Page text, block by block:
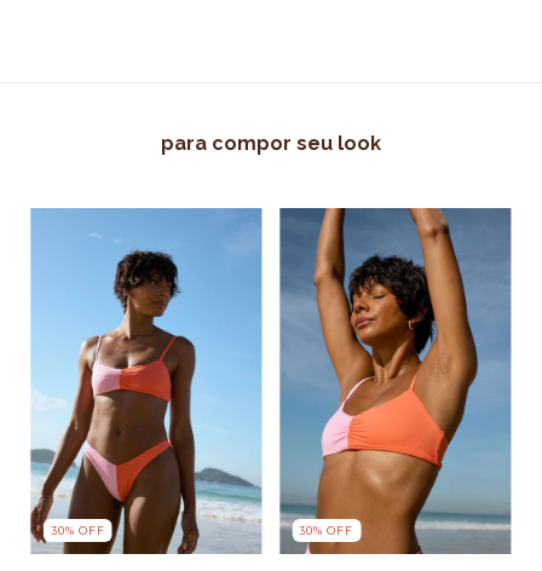
para compor seu look
30% OFF 30%OFF